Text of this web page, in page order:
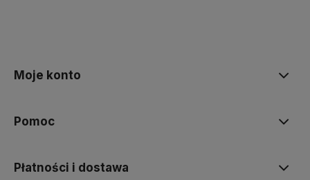
Moje konto
Pomoc
Płatności i dostawa